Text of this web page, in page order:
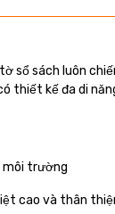
sổ sách luôn
thiết kế đa di
môi trường
cao và thân